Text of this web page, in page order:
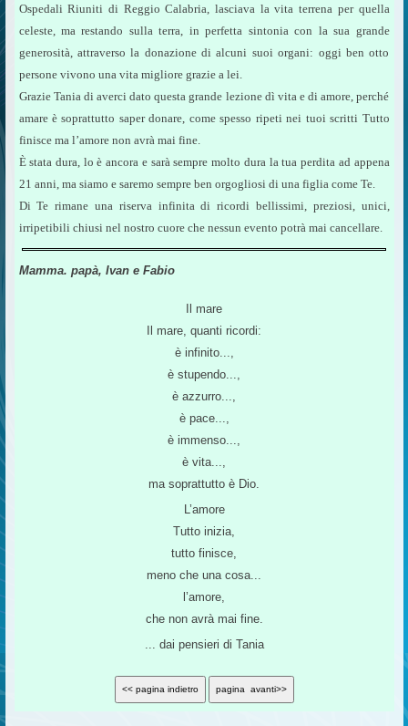
Ospedali Riuniti di Reggio Calabria, lasciava la vita terrena per quella
celeste, ma restando sulla terra, in perfetta sintonia con la sua grande
generosità, attraverso la donazione di alcuni suoi organi: oggi ben otto
persone vivono una vita migliore grazie a lei.
Grazie Tania di averci dato questa grande lezione dì vita e di amore, perché
amare è soprattutto saper donare, come spesso ripeti nei tuoi scritti Tutto
finisce ma l’amore non avrà mai fine.
È stata dura, lo è ancora e sarà sempre molto dura la tua perdita ad appena
21 anni, ma siamo e saremo sempre ben orgogliosi di una figlia come Te.
Di Te rimane una riserva infinita di ricordi bellissimi, preziosi, unici,
irripetibili chiusi nel nostro cuore che nessun evento potrà mai cancellare.
Mamma. papà, Ivan e Fabio
Il mare
Il mare, quanti ricordi:
è infinito...,
è stupendo...,
è azzurro...,
è pace...,
è immenso...,
è vita...,
ma soprattutto è Dio.
L’amore
Tutto inizia,
tutto finisce,
meno che una cosa...
l’amore,
che non avrà mai fine.
... dai pensieri di Tania